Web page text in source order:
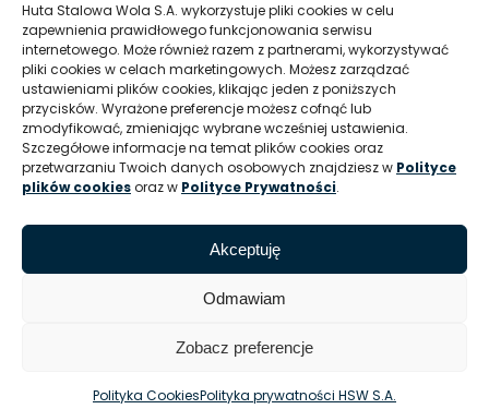
Huta Stalowa Wola S.A. wykorzystuje pliki cookies w celu
zapewnienia prawidłowego funkcjonowania serwisu
internetowego. Może również razem z partnerami, wykorzystywać
pliki cookies w celach marketingowych. Możesz zarządzać
ustawieniami plików cookies, klikając jeden z poniższych
przycisków. Wyrażone preferencje możesz cofnąć lub
zmodyfikować, zmieniając wybrane wcześniej ustawienia.
Szczegółowe informacje na temat plików cookies oraz
przetwarzaniu Twoich danych osobowych znajdziesz w Polityce
plików cookiesoraz w Polityce Prywatności.
Akceptuję
Odmawiam
Zobacz preferencje
Polityka CookiesPolityka prywatności HSW S.A.
38-500 Sanok
REGON Oddziału 830005443-00214
Kontakt dla mediów
T:+48 (15) 813 51 38
E:marketing @ hsw pl
Zasady korzystania z serwisu / Nota prawna